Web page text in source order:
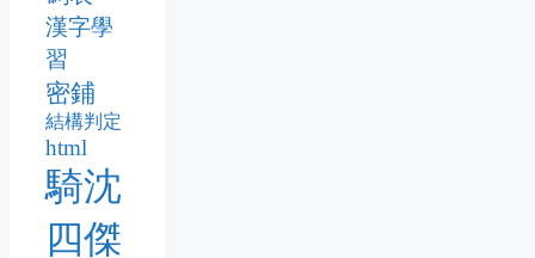
漢字學
習
密鋪
結構判定
html
騎沈
四傑